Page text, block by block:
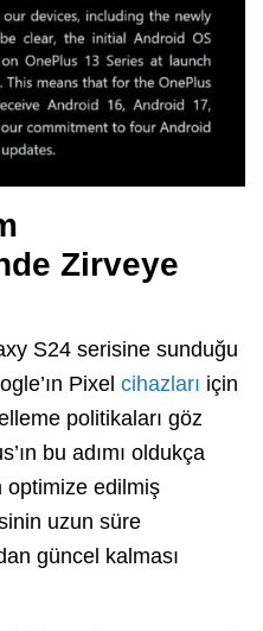
Zirveye
S24 serisine sunduğu
Pixel cihazları için
politikaları göz
bu adımı oldukça
optimize edilmiş
uzun süre
güncel kalması